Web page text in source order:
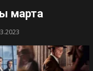
марта